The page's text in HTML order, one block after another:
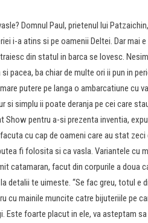
Domnul Paul, prietenul lui
i-a atins si pe oamenii Deltei. Dar mai
din statul in barca se lovesc.
pacea, ba chiar de multe ori ii pun in
putere pe langa o ambarcatiune cu
si simplu ii poate deranja pe cei care
pentru a-si prezenta inventia,
cu cap de oameni care au stat zeci
fi folosita si ca vasla. Variantele cu
catamaran, facut din corpurile a doua
detalii te uimeste. “Se fac greu, totul e
cu mainile muncite catre bijuteriile pe
Este foarte placut in ele, va asteptam